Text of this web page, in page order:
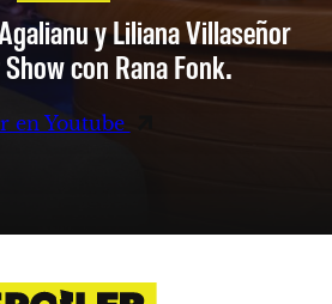
y Liliana Villaseñor
con Rana Fonk.
en Youtube